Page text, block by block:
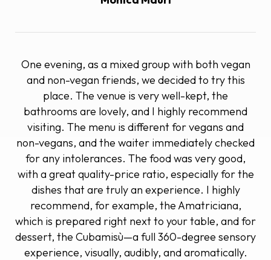
One evening, as a mixed group with both vegan
and non-vegan friends, we decided to try this
place. The venue is very well-kept, the
bathrooms are lovely, and I highly recommend
visiting. The menu is different for vegans and
non-vegans, and the waiter immediately checked
for any intolerances. The food was very good,
with a great quality-price ratio, especially for the
dishes that are truly an experience. I highly
recommend, for example, the Amatriciana,
which is prepared right next to your table, and for
dessert, the Cubamisù—a full 360-degree sensory
experience, visually, audibly, and aromatically.